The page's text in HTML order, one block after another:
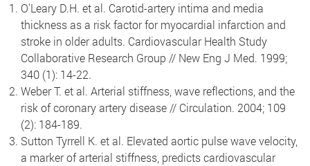
O'Leary D.H. et al. Carotid-artery intima and media
thickness as a risk factor for myocardial infarction and
stroke in older adults. Cardiovascular Health Study
Collaborative Research Group // New Eng J Med. 1999;
340 (1): 14-22.
Weber T. et al. Arterial stiffness, wave reflections, and the
risk of coronary artery disease // Circulation. 2004; 109
(2): 184-189.
Sutton Tyrrell K. et al. Elevated aortic pulse wave velocity,
a marker of arterial stiffness, predicts cardiovascular